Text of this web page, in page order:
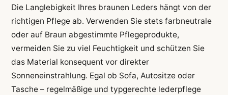
Die Langlebigkeit Ihres braunen Leders hängt von der
richtigen Pflege ab. Verwenden Sie stets farbneutrale
oder auf Braun abgestimmte Pflegeprodukte,
vermeiden Sie zu viel Feuchtigkeit und schützen Sie
das Material konsequent vor direkter
Sonneneinstrahlung. Egal ob Sofa, Autositze oder
Tasche – regelmäßige und typgerechte lederpflege